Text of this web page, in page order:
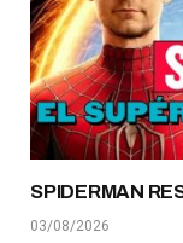
SPIDERMAN
03/08/2026